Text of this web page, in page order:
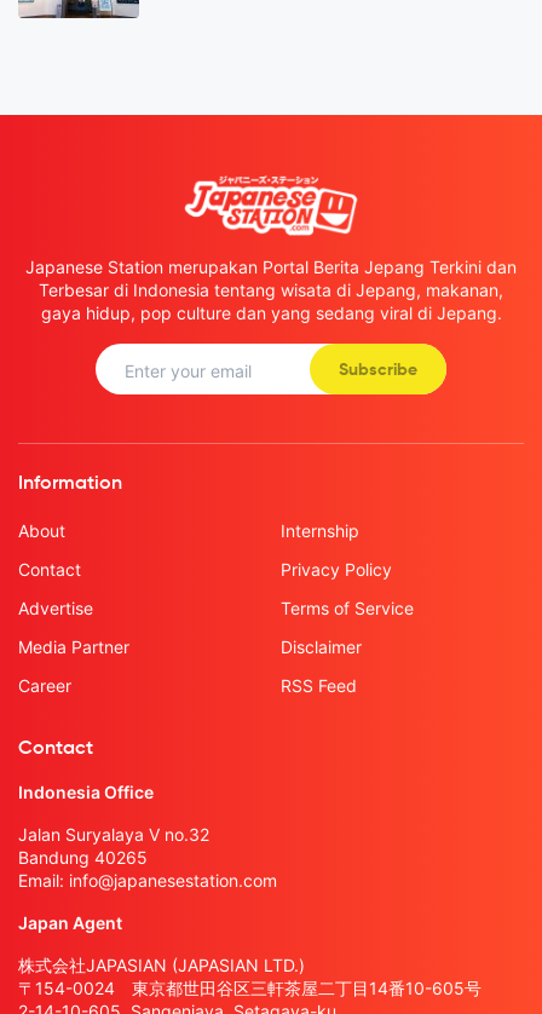
Japanese Station merupakan Portal Berita Jepang Terkini dan
Terbesar di Indonesia tentang wisata di Jepang, makanan,
gaya hidup, pop culture dan yang sedang viral di Jepang.
Subscribe
Information
About
Contact
Advertise
Media Partner
Career
Internship
Privacy Policy
Terms of Service
Disclaimer
RSS Feed
Contact
Indonesia Office
Jalan Suryalaya V no.32
Bandung 40265
Email: info@japanesestation.com
Japan Agent
株式会社JAPASIAN (JAPASIAN LTD.)
〒154-0024 東京都世田谷区三軒茶屋二丁目14番10-605号